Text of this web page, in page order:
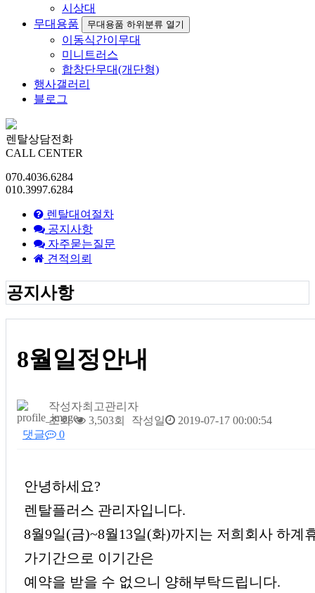
시상대
무대용품
무대용품 하위분류 열기
이동식간이무대
미니트러스
합창단무대(개단형)
행사갤러리
블로그
렌탈상담전화
CALL CENTER
070.4036.6284
010.3997.6284
렌탈대여절차
공지사항
자주묻는질문
견적의뢰
공지사항
8월일정안내
작성자최고관리자
조회
3,503회 작성일
2019-07-17 00:00:54
댓글
0
안녕하세요?
렌탈플러스 관리자입니다.
8월9일(금)~8월13일(화)까지는 저희회사 하계
가기간으로 이기간은
예약을 받을 수 없으니 양해부탁드립니다.